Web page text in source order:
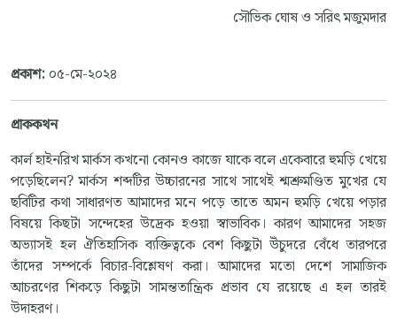
সৌভিক ঘোষ ও সরিৎ মজুমদার
প্রকাশ: ০৫-মে-২০২৪
প্রাককথন
কার্ল হাইনরিখ মার্কস কখনো কোনও কাজে যাকে বলে একেবারে হুমড়ি খেয়ে
পড়েছিলেন? মার্কস শব্দটির উচ্চারনের সাথে সাথেই শ্মশ্রুমণ্ডিত মুখের যে
ছবিটির কথা সাধারণত আমাদের মনে পড়ে তাতে অমন হুমড়ি খেয়ে পড়ার
বিষয়ে কিছটা সন্দেহের উদ্রেক হওয়া স্বাভাবিক। কারণ আমাদের সহজ
অভ্যাসই হল ঐতিহাসিক ব্যক্তিত্বকে বেশ কিছুটা উঁচুদরে বেঁধে তারপরে
তাঁদের সম্পর্কে বিচার-বিশ্লেষণ করা। আমাদের মতো দেশে সামাজিক
আচরণের শিকড়ে কিছুটা সামন্ততান্ত্রিক প্রভাব যে রয়েছে এ হল তারই
উদাহরণ।